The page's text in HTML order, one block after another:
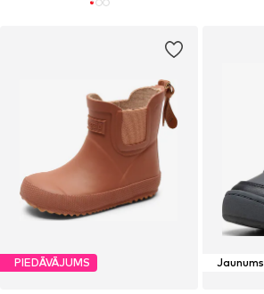
PIEDĀVĀJUMS Jaunums